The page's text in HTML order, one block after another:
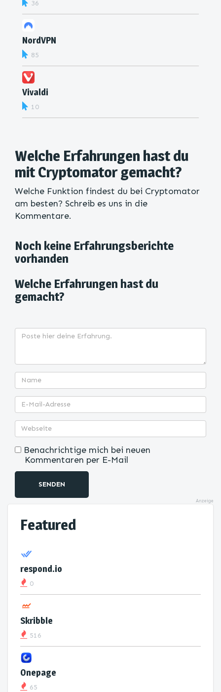
36
NordVPN
85
Vivaldi
10
Welche Erfahrungen hast du
mit Cryptomator gemacht?
Welche Funktion findest du bei Cryptomator
am besten? Schreib es uns in die
Kommentare.
Noch keine Erfahrungsberichte
vorhanden
Welche Erfahrungen hast du
gemacht?
Benachrichtige mich bei neuen
Kommentaren per E-Mail
SENDEN
Anzeige
Featured
respond.io
0
Skribble
516
Onepage
65